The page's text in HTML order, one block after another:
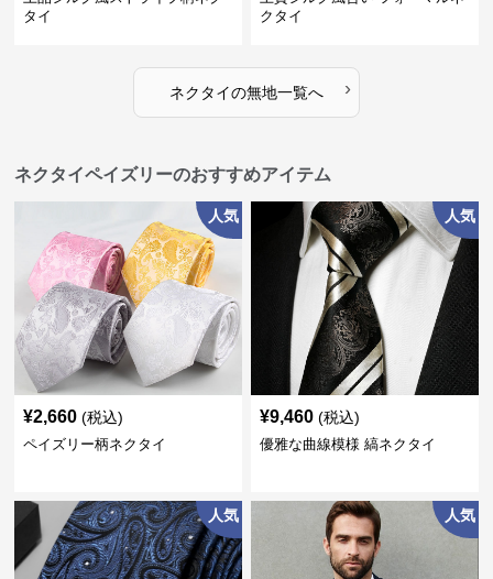
タイ
クタイ
ネクタイの無地一覧へ ›
ネクタイペイズリーのおすすめアイテム
人気
¥2,660 (税込)
ペイズリー柄ネクタイ
人気
¥9,460 (税込)
優雅な曲線模様 縞ネクタイ
人気 人気